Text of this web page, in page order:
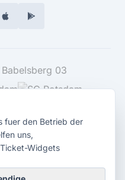
fuer den Betrieb der
uns,
Widgets